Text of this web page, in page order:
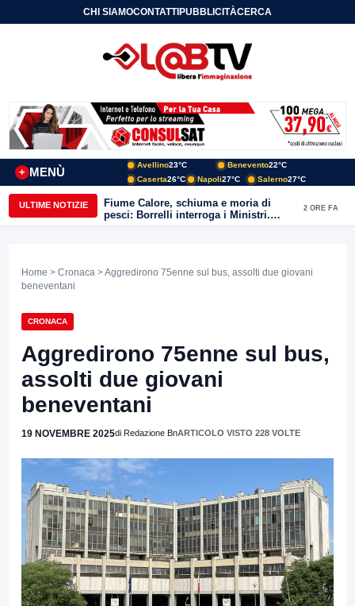
CHI SIAMOCONTATTIPUBBLICITÀCERCA
MENÙ
+
Avellino23°C Benevento22°C
Caserta26°C Napoli27°C Salerno27°C
ULTIME NOTIZIE
Fiume Calore, schiuma e moria di
pesci: Borrelli interroga i Ministri.
“Benevento paga l’assenza del
2 ORE FA
Home > Cronaca > Aggredirono 75enne sul bus, assolti due giovani
beneventani
CRONACA
Aggredirono 75enne sul bus,
assolti due giovani
beneventani
19 NOVEMBRE 2025di Redazione BnARTICOLO VISTO 228 VOLTE